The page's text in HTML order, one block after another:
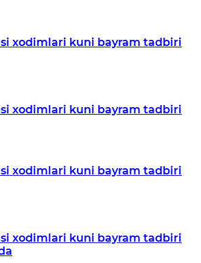
xodimlari kuni bayram tadbiri
xodimlari kuni bayram tadbiri
xodimlari kuni bayram tadbiri
xodimlari kuni bayram tadbiri